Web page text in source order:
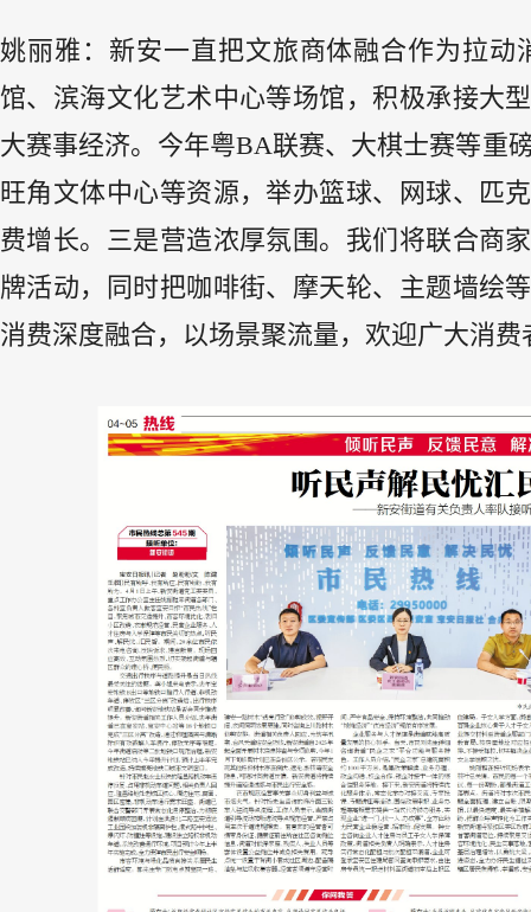
姚丽雅：新安一直把文旅商体融合作为拉
馆、滨海文化艺术中心等场馆，积极承接大
大赛事经济。今年粤BA联赛、大棋士赛等重
旺角文体中心等资源，举办篮球、网球、匹
费增长。三是营造浓厚氛围。我们将联合商
牌活动，同时把咖啡街、摩天轮、主题墙绘
消费深度融合，以场景聚流量，欢迎广大消费